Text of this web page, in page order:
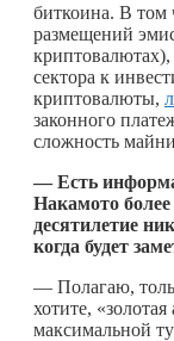
биткоина. В том
размещений
криптовалютах),
сектора к
криптовалюты,
законного
сложность
— Есть
Накамото
десятилетие
когда будет
— Полагаю,
хотите,
максимальной